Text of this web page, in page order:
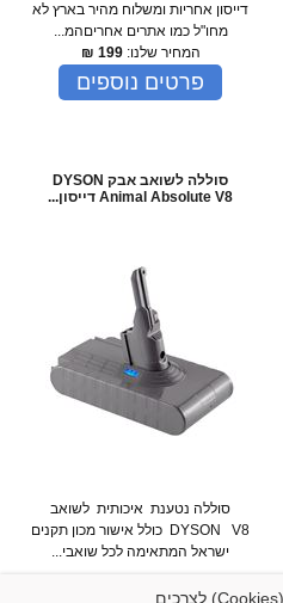
דייסון אחריות ומשלוח מהיר בארץ לא
מחו"ל כמו אתרים אחריםהמ...
המחיר שלנו:199
₪
פרטים נוספים
סוללה לשואב אבק DYSON
Animal Absolute V8 דייסון...
סוללה נטענת איכותית לשואב
DYSON V8 כולל אישור מכון תקנים
ישראל המתאימה לכל שואבי...
המחיר שלנו:
האתר עושה שימוש בקובצי עוגיות (Cookies) לצרכים